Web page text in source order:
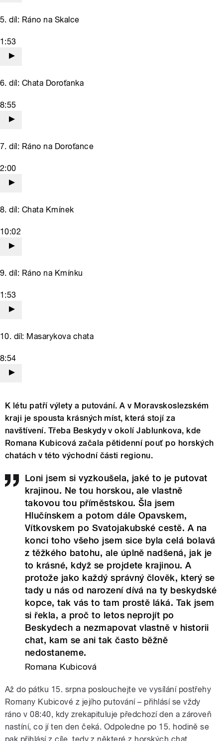
5. díl: Ráno na Skalce
1:53
6. díl: Chata Doroťanka
8:55
7. díl: Ráno na Doroťance
2:00
8. díl: Chata Kmínek
10:02
9. díl: Ráno na Kmínku
1:53
10. díl: Masarykova chata
8:54
K létu patří výlety a putování. A v Moravskoslezském
kraji je spousta krásných míst, která stojí za
navštívení. Třeba Beskydy v okolí Jablunkova, kde
Romana Kubicová začala pětidenní pouť po horských
chatách v této východní části regionu.
Loni jsem si vyzkoušela, jaké to je putovat
krajinou. Ne tou horskou, ale vlastně
takovou tou příměstskou. Šla jsem
Hlučínskem a potom dále Opavskem,
Vítkovskem po Svatojakubské cestě. A na
konci toho všeho jsem sice byla celá bolavá
z těžkého batohu, ale úplně nadšená, jak je
to krásné, když se projdete krajinou. A
protože jako každý správný člověk, který se
tady u nás od narození dívá na ty beskydské
kopce, tak vás to tam prostě láká. Tak jsem
si řekla, a proč to letos neprojít po
Beskydech a nezmapovat vlastně v historii
chat, kam se ani tak často běžně
nedostaneme.
Romana Kubicová
Až do pátku 15. srpna poslouchejte ve vysílání postřehy
Romany Kubicové z jejího putování – přihlásí se vždy
ráno v 08:40, kdy zrekapituluje předchozí den a zároveň
nastíní, co jí ten den čeká. Odpoledne po 15. hodině se